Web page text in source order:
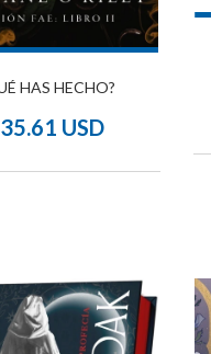
HAS HECHO?
USD